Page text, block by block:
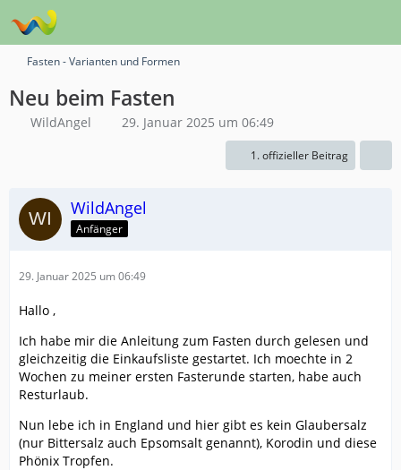
Fasten - Varianten und Formen
Neu beim Fasten
WildAngel 29. Januar 2025 um 06:49
1. offizieller Beitrag
WildAngel
Anfänger
29. Januar 2025 um 06:49
Hallo ,
Ich habe mir die Anleitung zum Fasten durch gelesen und
gleichzeitig die Einkaufsliste gestartet. Ich moechte in 2
Wochen zu meiner ersten Fasterunde starten, habe auch
Resturlaub.
Nun lebe ich in England und hier gibt es kein Glaubersalz
(nur Bittersalz auch Epsomsalt genannt), Korodin und diese
Phönix Tropfen.